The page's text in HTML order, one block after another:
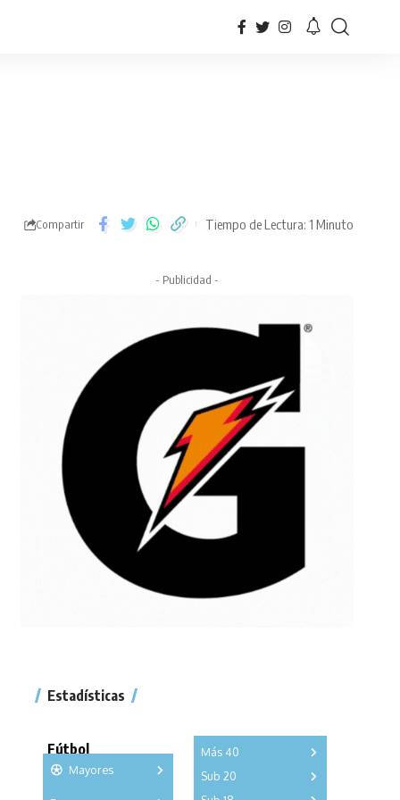
Compartir Tiempo de Lectura: 1 Minuto
- Publicidad -
Estadísticas
Fútbol
Mayores
Más 40
Sub 20